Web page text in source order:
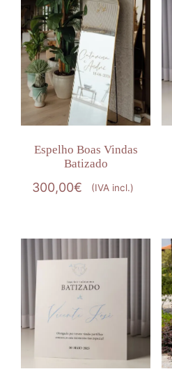
Espelho Boas Vindas
Batizado
300,00€ (IVA incl.)